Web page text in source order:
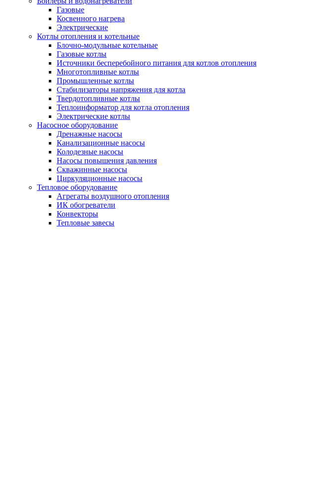
Газовые
Косвенного нагрева
Электрические
Котлы отопления и котельные
Блочно-модульные котельные
Газовые котлы
Источники бесперебойного питания для котлов отопления
Многотопливные котлы
Промышленные котлы
Стабилизаторы напряжения для котла
Твердотопливные котлы
Теплоинформатор для котла отопления
Электрические котлы
Насосное оборудование
Дренажные насосы
Канализационные насосы
Колодезные насосы
Насосы повышения давления
Скважинные насосы
Циркуляционные насосы
Тепловое оборудование
Агрегаты воздушного отопления
ИК обогреватели
Конвекторы
Тепловые завесы